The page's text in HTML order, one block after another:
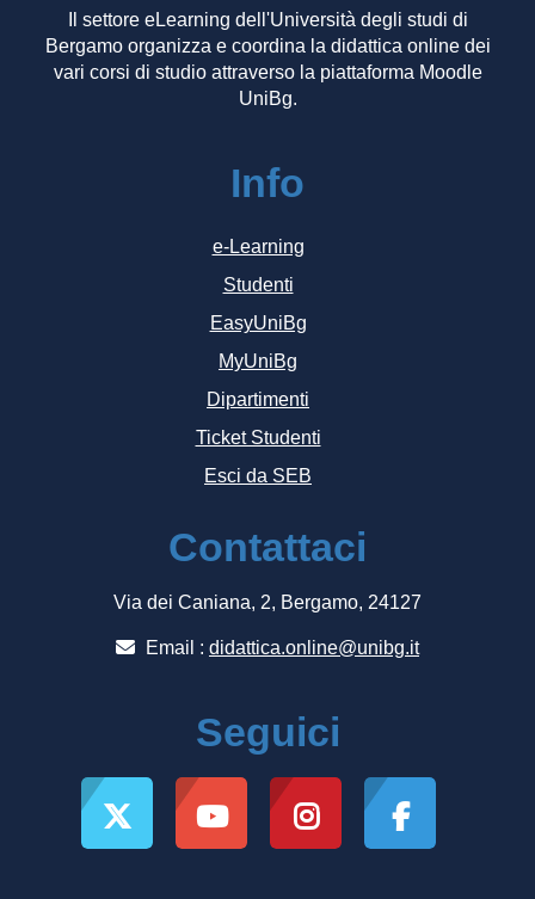
Il settore eLearning dell'Università degli studi di
Bergamo organizza e coordina la didattica online dei
vari corsi di studio attraverso la piattaforma Moodle
UniBg.
Info
e-Learning
Studenti
EasyUniBg
MyUniBg
Dipartimenti
Ticket Studenti
Esci da SEB
Contattaci
Via dei Caniana, 2, Bergamo, 24127
Email : didattica.online@unibg.it
Seguici